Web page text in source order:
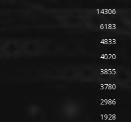
14306
6183
4833
4020
3855
3780
2986
1928